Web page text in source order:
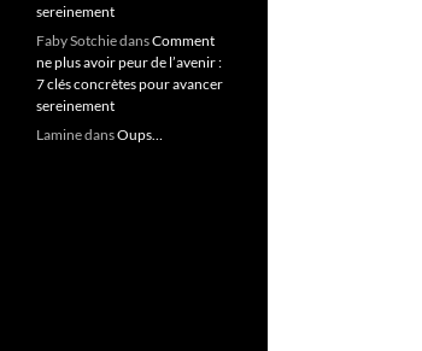
sereinement
Faby SotchiedansComment
ne plus avoir peur de l’avenir :
7 clés concrètes pour avancer
sereinement
LaminedansOups…